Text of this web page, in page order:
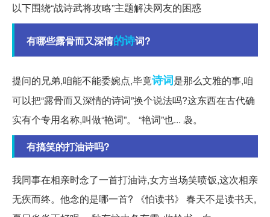
以下围绕“战诗武将攻略”主题解决网友的困惑
有哪些露骨而又深情的诗词?
提问的兄弟,咱能不能委婉点,毕竟诗词是那么文雅的事,咱
可以把“露骨而又深情的诗词”换个说法吗?这东西在古代确
实有个专用名称,叫做“艳词”。 “艳词”也... 袅。
有搞笑的打油诗吗?
我同事在相亲时念了一首打油诗,女方当场笑喷饭,这次相亲
无疾而终。他念的是哪一首? 《怕读书》 春天不是读书天,